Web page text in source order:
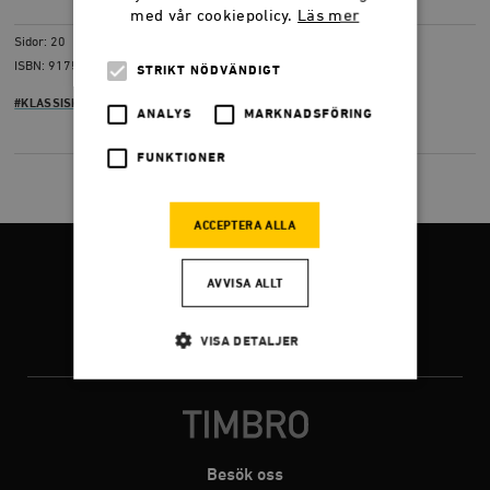
Sidor: 20
ISBN: 9175665733
#KLASSISK LIBERALISM
Besök oss
med vår cookiepolicy. Läs mer
STRIKT NÖDVÄNDIGT
ANALYS MARKNADSFÖRING
FUNKTIONER
ACCEPTERA ALLA
AVVISA ALLT
VISA DETALJER
Strikt nödvändigt Analys